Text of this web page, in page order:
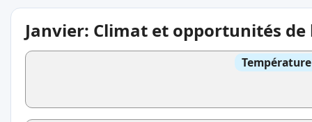
Janvier: Climat et opportunités de